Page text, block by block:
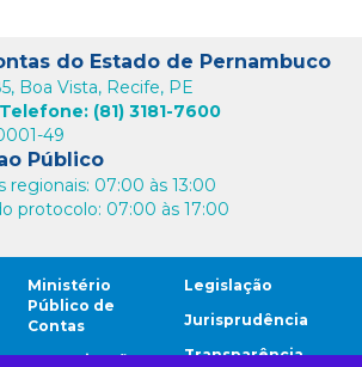
do Estado de Pernambuco
Boa Vista, Recife, PE
Telefone: (81) 3181-7600
49
Público
regionais: 07:00 às 13:00
protocolo: 07:00 às 17:00
Ministério
Público de
Contas
Comunicação
Legislação
Jurisprudência
Transparência